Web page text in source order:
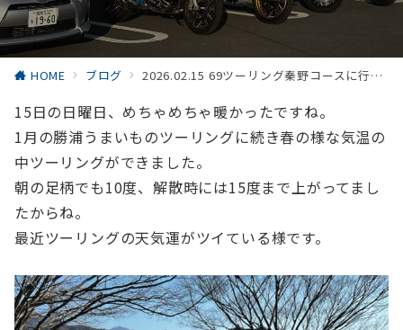
HOME ブログ 2026.02.15 69ツーリング秦野コースに行ってきました。
15日の日曜日、めちゃめちゃ暖かったですね。
1月の勝浦うまいものツーリングに続き春の様な気温の
中ツーリングができました。
朝の足柄でも10度、解散時には15度まで上がってまし
たからね。
最近ツーリングの天気運がツイている様です。